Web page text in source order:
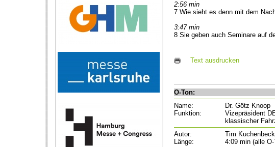
2:56 min
7 Wie sieht es denn mit dem
3:47 min
8 Sie geben auch Seminare auf
Text ausdrucken
O-Ton:
Name:
Dr. Götz Knoop
Funktion:
Vizepräsident
klassischer
Autor:
Tim
Länge:
4:09 min (alle